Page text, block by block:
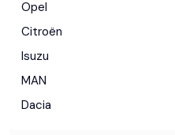
Opel
Citroën
Isuzu
MAN
Dacia